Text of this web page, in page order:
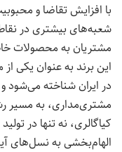
با افزایش تقاضا و
شعبه‌های بیشتری در
مشتریان به محصولات
این برند به عنوان یکی
در ایران شناخته می‌شود
مشتری‌مداری، به مسیر
کیاگالری، نه تنها در
الهام‌بخشی به نسل‌های